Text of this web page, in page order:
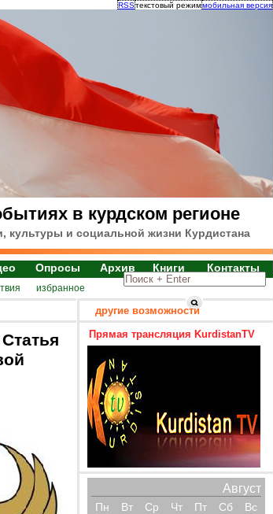
RSSтекстовый режиммобильная версия
в курдском регионе
культуры и социальной жизни Курдистана
Опросы Архив Книги Контакты
избранное
другие возможности
Прямая трансляция KurdistanTV
Август
Пн Вт Ср Чт Пт Сб
Вс